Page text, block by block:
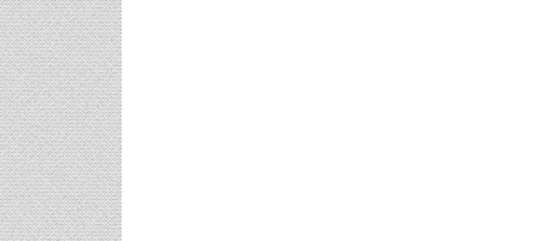
Γάμος Πάνος Μουζουράκη &
Μαριλού Κόζαρη - Έρχεται
Υπερπαραγωγή Στην Αίγινα